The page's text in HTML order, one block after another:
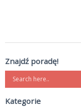
Znajdź poradę!
Kategorie